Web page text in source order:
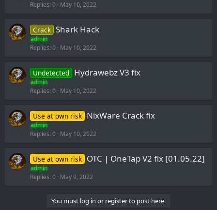
Replies 0 May 10, 2022
Crack Shark Hack
admin
Replies 0 May 10, 2022
Undetected Hydrawebz V3 fix
admin
Replies 0 May 10, 2022
Use at own risk NixWare Crack fix
admin
Replies 0 May 10, 2022
Use at own risk OTC | OneTap V2 fix [01.05.22]
admin
Replies 0 May 9, 2022
You must log in or register to post here.